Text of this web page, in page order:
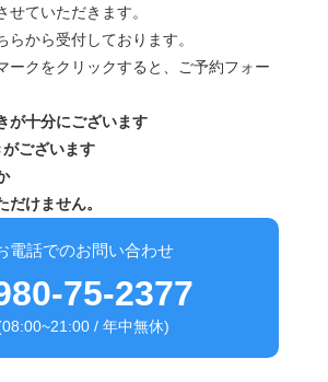
せていただきます。
らから受付しております。
ークをクリックすると、ご予約フォー
が十分にございます
がございます
だけません。
電話でのお問い合わせ
75-2377
/ 年中無休)